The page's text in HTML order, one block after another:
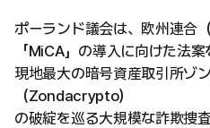
ポーランド議会は、欧州連合
「MiCA」の導入に向けた法案
現地最大の暗号資産取引所ゾ
（Zondacrypto）
の破綻を巡る大規模な詐欺捜